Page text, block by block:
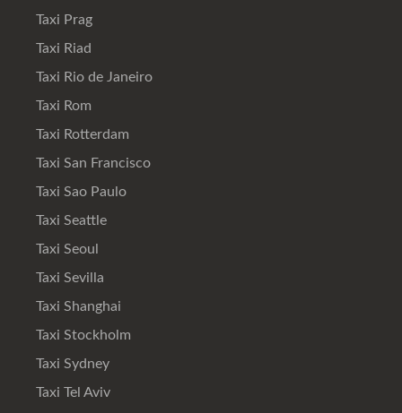
Taxi Prag
Taxi Riad
Taxi Rio de Janeiro
Taxi Rom
Taxi Rotterdam
Taxi San Francisco
Taxi Sao Paulo
Taxi Seattle
Taxi Seoul
Taxi Sevilla
Taxi Shanghai
Taxi Stockholm
Taxi Sydney
Taxi Tel Aviv